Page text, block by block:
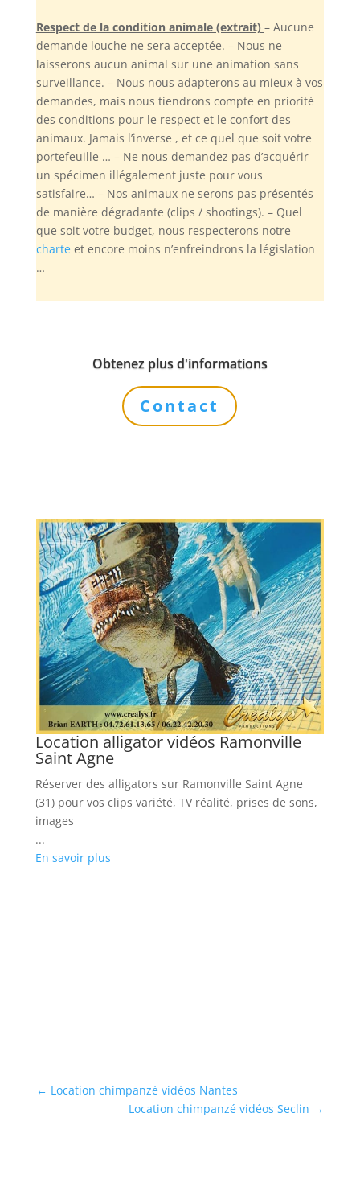
Respect de la condition animale (extrait) – Aucune
demande louche ne sera acceptée. – Nous ne
laisserons aucun animal sur une animation sans
surveillance. – Nous nous adapterons au mieux à vos
demandes, mais nous tiendrons compte en priorité
des conditions pour le respect et le confort des
animaux. Jamais l’inverse , et ce quel que soit votre
portefeuille … – Ne nous demandez pas d’acquérir
un spécimen illégalement juste pour vous
satisfaire… – Nos animaux ne serons pas présentés
de manière dégradante (clips / shootings). – Quel
que soit votre budget, nous respecterons notre
charteet encore moins n’enfreindrons la législation
…
Obtenez plus d'informations
Contact
Location alligator vidéos Ramonville
Saint Agne
Réserver des alligators sur Ramonville Saint Agne
(31) pour vos clips variété, TV réalité, prises de sons,
images
...
En savoir plus
← Location chimpanzé vidéos Nantes
Location chimpanzé vidéos Seclin →